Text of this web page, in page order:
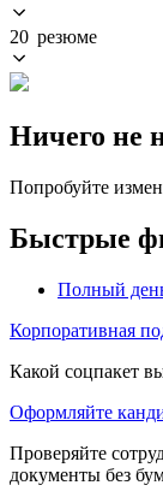
20 резюме
Ничего не
Попробуйте
Быстрые
Полный
Корпоративная
Какой соцпакет
Оформляйте
Проверяйте
документы без